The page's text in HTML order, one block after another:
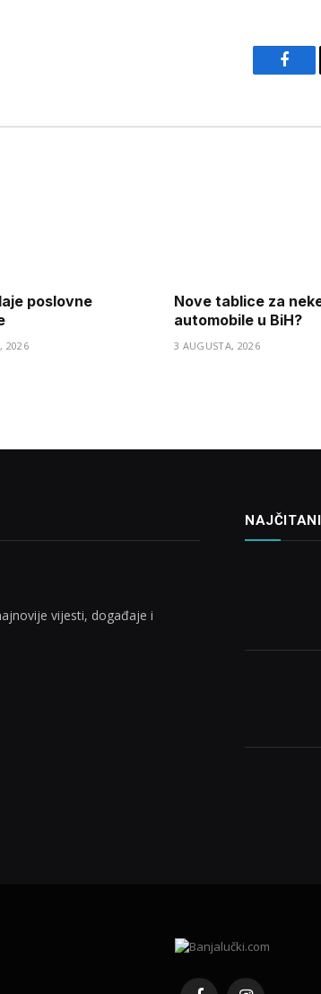
poslovne
2026
Nove tablice za
automobile u BiH?
3 AUGUSTA, 2026
vijesti, događaje i